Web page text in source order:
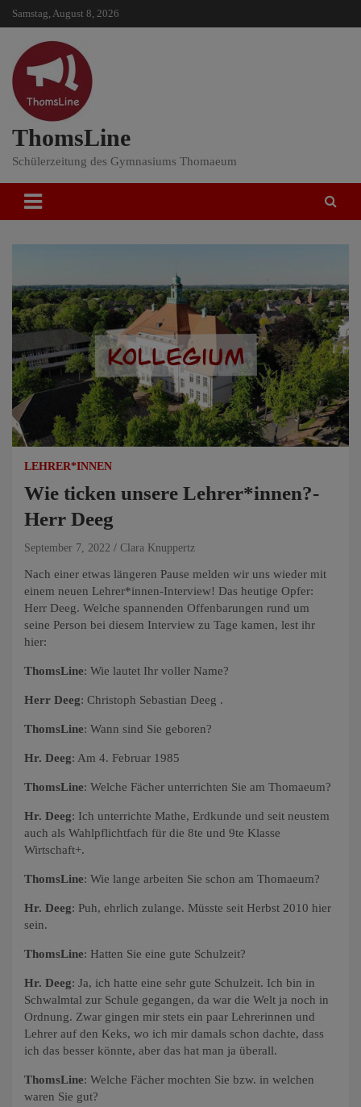
SkipSamstag, August 8, 2026
ThomsLine
Schülerzeitung des Gymnasiums Thomaeum
LEHRER*INNEN
Wie ticken unsere Lehrer*innen?-
Herr Deeg
September 7, 2022 Clara Knuppertz
Nach einer etwas längeren Pause melden wir uns wieder mit
einem neuen Lehrer*innen-Interview! Das heutige Opfer:
Herr Deeg. Welche spannenden Offenbarungen rund um
seine Person bei diesem Interview zu Tage kamen, lest ihr
hier:
ThomsLine: Wie lautet Ihr voller Name?
Herr Deeg: Christoph Sebastian Deeg .
ThomsLine: Wann sind Sie geboren?
Hr. Deeg: Am 4. Februar 1985
ThomsLine: Welche Fächer unterrichten Sie am Thomaeum?
Hr. Deeg: Ich unterrichte Mathe, Erdkunde und seit neustem
auch als Wahlpflichtfach für die 8te und 9te Klasse
Wirtschaft+.
ThomsLine: Wie lange arbeiten Sie schon am Thomaeum?
Hr. Deeg: Puh, ehrlich zulange. Müsste seit Herbst 2010 hier
sein.
ThomsLine: Hatten Sie eine gute Schulzeit?
Hr. Deeg: Ja, ich hatte eine sehr gute Schulzeit. Ich bin in
Schwalmtal zur Schule gegangen, da war die Welt ja noch in
Ordnung. Zwar gingen mir stets ein paar Lehrerinnen und
Lehrer auf den Keks, wo ich mir damals schon dachte, dass
ich das besser könnte, aber das hat man ja überall.
ThomsLine: Welche Fächer mochten Sie bzw. in welchen
waren Sie gut?